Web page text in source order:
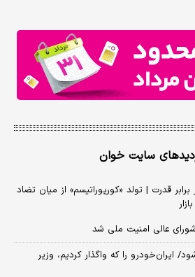
سایت خوان
برابر قدرت | تولد «کورپوراتیسم» از میان تضاد
عالی امنیت ملی شد
ایران‌خودرو را که واگذار کردیم، وزیر